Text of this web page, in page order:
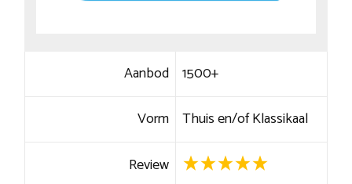
Aanbod 1500+
Vorm Thuis en/of Klassikaal
Review